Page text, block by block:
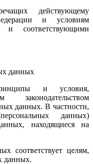
действующему
и условиям
соответствующими
данных
и условия,
законодательством
данных. В частности,
данных)
находящиеся на
соответствует целям,
данных.